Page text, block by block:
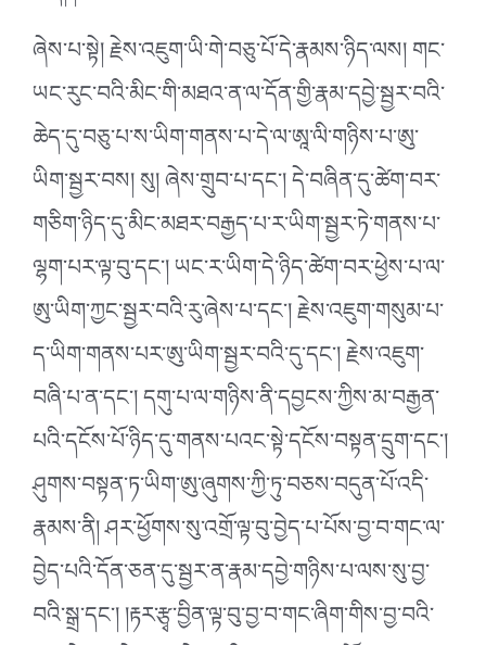
ཞེས་པ་སྟེ། རྗེས་འཇུག་ཡི་གེ་བཅུ་པོ་དེ་རྣམས་ཉིད་ལས། གང་
ཡང་རུང་བའི་མིང་གི་མཐའ་ན་ལ་དོན་གྱི་རྣམ་དབྱེ་སྦྱར་བའི་
ཆེད་དུ་བཅུ་པ་ས་ཡིག་གནས་པ་དེ་ལ་ཨཱ་ལི་གཉིས་པ་ཨུ་
ཡིག་སྦྱར་བས། སུ། ཞེས་གྲུབ་པ་དང་། དེ་བཞིན་དུ་ཚེག་བར་
གཅིག་ཉིད་དུ་མིང་མཐར་བརྒྱད་པ་ར་ཡིག་སྦྱར་ཏེ་གནས་པ་
ལྷག་པར་ལྟ་བུ་དང་། ཡང་ར་ཡིག་དེ་ཉིད་ཚེག་བར་ཕྱེས་པ་ལ་
ཨུ་ཡིག་ཀྱང་སྦྱར་བའི་རུ་ཞེས་པ་དང་། རྗེས་འཇུག་གསུམ་པ་
ད་ཡིག་གནས་པར་ཨུ་ཡིག་སྦྱར་བའི་དུ་དང་། རྗེས་འཇུག་
བཞི་པ་ན་དང་། དགུ་པ་ལ་གཉིས་ནི་དབྱངས་ཀྱིས་མ་བརྒྱན་
པའི་དངོས་པོ་ཉིད་དུ་གནས་པའང་སྟེ་དངོས་བསྟན་དྲུག་དང་།
ཤུགས་བསྟན་ཏ་ཡིག་ཨུ་ཞུགས་ཀྱི་ཏུ་བཅས་བདུན་པོ་འདི་
རྣམས་ནི། ཤར་ཕྱོགས་སུ་འགྲོ་ལྟ་བུ་བྱེད་པ་པོས་བྱ་བ་གང་ལ་
བྱེད་པའི་དོན་ཅན་དུ་སྦྱར་ན་རྣམ་དབྱེ་གཉིས་པ་ལས་སུ་བྱ་
བའི་སྒྲ་དང་། །རྟར་རྩྭ་བྱིན་ལྟ་བུ་བྱ་བ་གང་ཞིག་གིས་བྱ་བའི་